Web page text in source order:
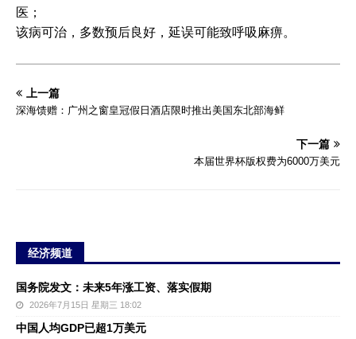
医；
该病可治，多数预后良好，延误可能致呼吸麻痹。
上一篇
深海馈赠：广州之窗皇冠假日酒店限时推出美国东北部海鲜
下一篇
本届世界杯版权费为6000万美元
经济频道
国务院发文：未来5年涨工资、落实假期
2026年7月15日 星期三 18:02
中国人均GDP已超1万美元